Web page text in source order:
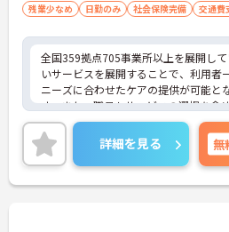
残業少なめ 日勤のみ 社会保険完備 交通費
全国359拠点705事業所以上を展開し
いサービスを展開することで、利用者
ニーズに合わせたケアの提供が可能と
す。また、職員もサービスの選択を含
タイルに合わせた働き方の選択肢が多
入社時研修はもちろん、サービス・職
カリキュラムが整っており学び成長で
す。
ご興味のある方は面接対策ポイントな
詳細を見る 無